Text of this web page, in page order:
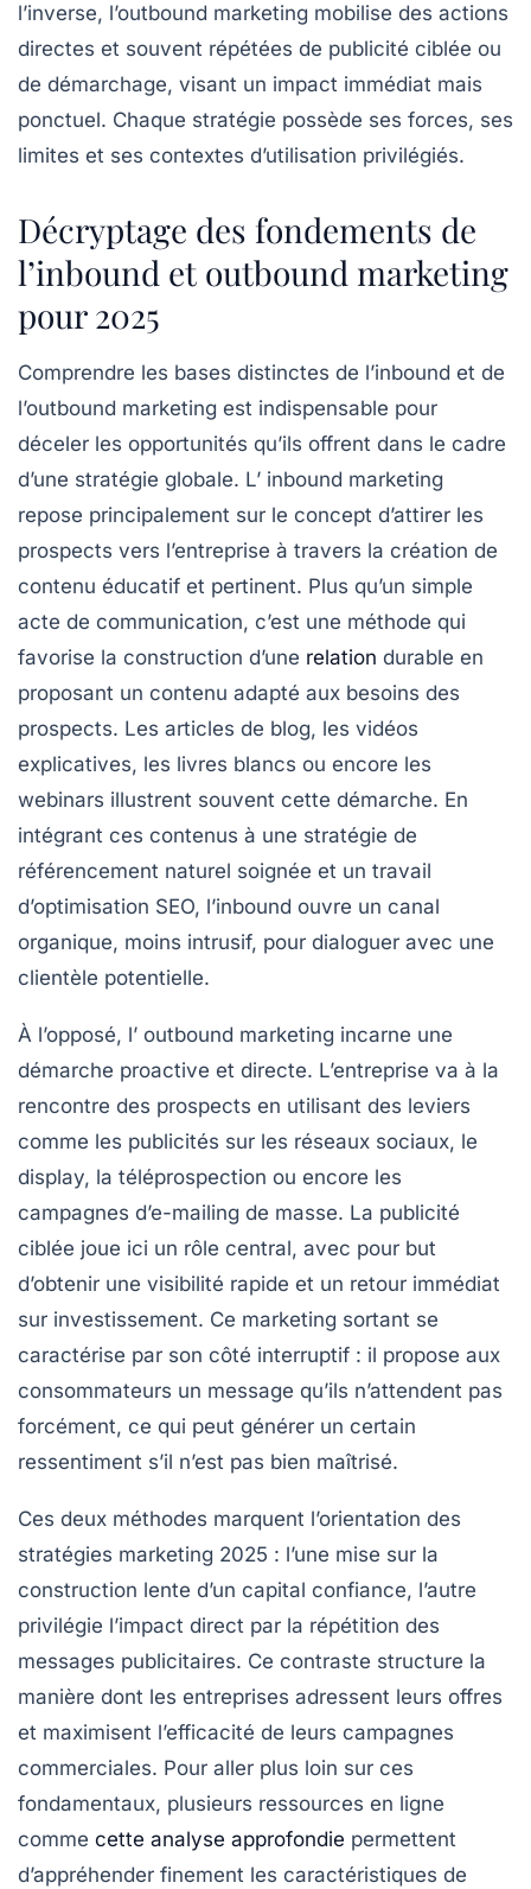
l’inverse, l’outbound marketing mobilise des actions
directes et souvent répétées de publicité ciblée ou
de démarchage, visant un impact immédiat mais
ponctuel. Chaque stratégie possède ses forces, ses
limites et ses contextes d’utilisation privilégiés.
Décryptage des fondements de
l’inbound et outbound marketing
pour 2025
Comprendre les bases distinctes de l’inbound et de
l’outbound marketing est indispensable pour
déceler les opportunités qu’ils offrent dans le cadre
d’une stratégie globale. L’ inbound marketing
repose principalement sur le concept d’attirer les
prospects vers l’entreprise à travers la création de
contenu éducatif et pertinent. Plus qu’un simple
acte de communication, c’est une méthode qui
favorise la construction d’une relation durable en
proposant un contenu adapté aux besoins des
prospects. Les articles de blog, les vidéos
explicatives, les livres blancs ou encore les
webinars illustrent souvent cette démarche. En
intégrant ces contenus à une stratégie de
référencement naturel soignée et un travail
d’optimisation SEO, l’inbound ouvre un canal
organique, moins intrusif, pour dialoguer avec une
clientèle potentielle.
À l’opposé, l’ outbound marketing incarne une
démarche proactive et directe. L’entreprise va à la
rencontre des prospects en utilisant des leviers
comme les publicités sur les réseaux sociaux, le
display, la téléprospection ou encore les
campagnes d’e-mailing de masse. La publicité
ciblée joue ici un rôle central, avec pour but
d’obtenir une visibilité rapide et un retour immédiat
sur investissement. Ce marketing sortant se
caractérise par son côté interruptif : il propose aux
consommateurs un message qu’ils n’attendent pas
forcément, ce qui peut générer un certain
ressentiment s’il n’est pas bien maîtrisé.
Ces deux méthodes marquent l’orientation des
stratégies marketing 2025 : l’une mise sur la
construction lente d’un capital confiance, l’autre
privilégie l’impact direct par la répétition des
messages publicitaires. Ce contraste structure la
manière dont les entreprises adressent leurs offres
et maximisent l’efficacité de leurs campagnes
commerciales. Pour aller plus loin sur ces
fondamentaux, plusieurs ressources en ligne
comme cette analyse approfondie permettent
d’appréhender finement les caractéristiques de